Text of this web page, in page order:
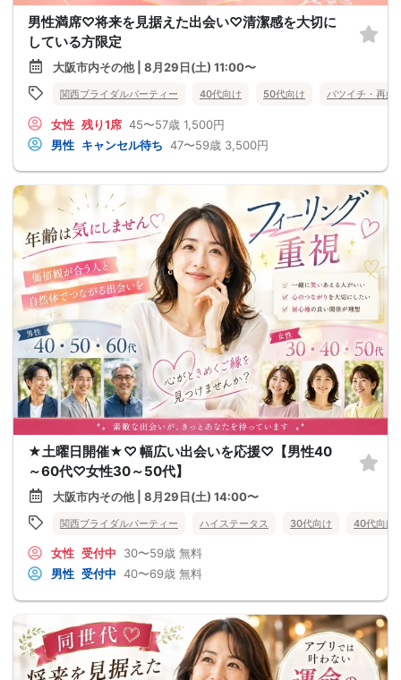
男性満席♡将来を見据えた出会い♡清潔感を大切に
している方限定
大阪市内その他 | 8月29日(土) 11:00〜
関西ブライダルパーティー 40代向け 50代向け バツイチ・再婚
女性 残り1席 45〜57歳 1,500円
男性 キャンセル待ち 47〜59歳 3,500円
★土曜日開催★♡ 幅広い出会いを応援♡【男性40
～60代♡女性30～50代】
大阪市内その他 | 8月29日(土) 14:00〜
関西ブライダルパーティー ハイステータス 30代向け 40代向け
女性 受付中 30〜59歳 無料
男性 受付中 40〜69歳 無料